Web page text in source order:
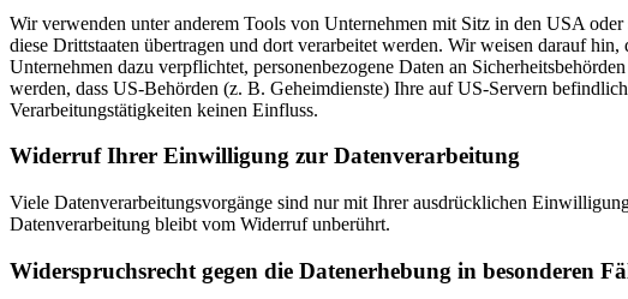
Wir verwenden unter anderem Tools von Unternehmen mit Sitz in den USA
diese Drittstaaten übertragen und dort verarbeitet werden. Wir weisen darauf
Unternehmen dazu verpflichtet, personenbezogene Daten an
werden, dass US-Behörden (z. B. Geheimdienste) Ihre auf US-Servern
Verarbeitungstätigkeiten keinen Einfluss.
Widerruf Ihrer Einwilligung zur Datenverarbeitung
Viele Datenverarbeitungsvorgänge sind nur mit Ihrer ausdrücklichen
Datenverarbeitung bleibt vom Widerruf unberührt.
Widerspruchsrecht gegen die Datenerhebung in besonderen